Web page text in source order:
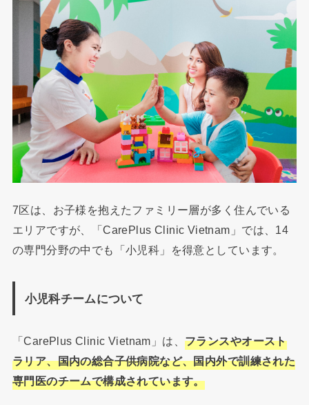
7区は、お子様を抱えたファミリー層が多く住んでいる
エリアですが、「CarePlus Clinic Vietnam」では、14
の専門分野の中でも「小児科」を得意としています。
小児科チームについて
「CarePlus Clinic Vietnam」は、フランスやオースト
ラリア、国内の総合子供病院など、国内外で訓練された
専門医のチームで構成されています。